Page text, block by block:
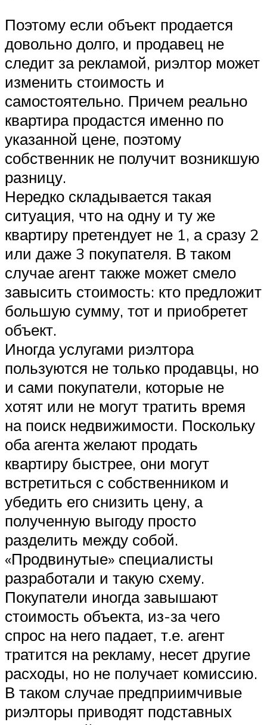
Поэтому если объект продается
довольно долго, и продавец не
следит за рекламой, риэлтор может
изменить стоимость и
самостоятельно. Причем реально
квартира продастся именно по
указанной цене, поэтому
собственник не получит возникшую
разницу.
Нередко складывается такая
ситуация, что на одну и ту же
квартиру претендует не 1, а сразу 2
или даже 3 покупателя. В таком
случае агент также может смело
завысить стоимость: кто предложит
большую сумму, тот и приобретет
объект.
Иногда услугами риэлтора
пользуются не только продавцы, но
и сами покупатели, которые не
хотят или не могут тратить время
на поиск недвижимости. Поскольку
оба агента желают продать
квартиру быстрее, они могут
встретиться с собственником и
убедить его снизить цену, а
полученную выгоду просто
разделить между собой.
«Продвинутые» специалисты
разработали и такую схему.
Покупатели иногда завышают
стоимость объекта, из-за чего
спрос на него падает, т.е. агент
тратится на рекламу, несет другие
расходы, но не получает комиссию.
В таком случае предприимчивые
риэлторы приводят подставных